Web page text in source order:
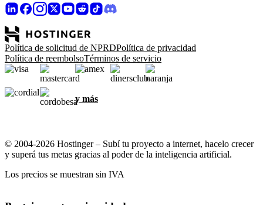
Política de solicitud de NPRDPolítica de privacidad
Política de reembolsoTérminos de servicio
y más
© 2004-2026 Hostinger – Subí tu proyecto a internet, hacelo crecer
y superá tus metas gracias al poder de la inteligencia artificial.
Los precios se muestran sin IVA